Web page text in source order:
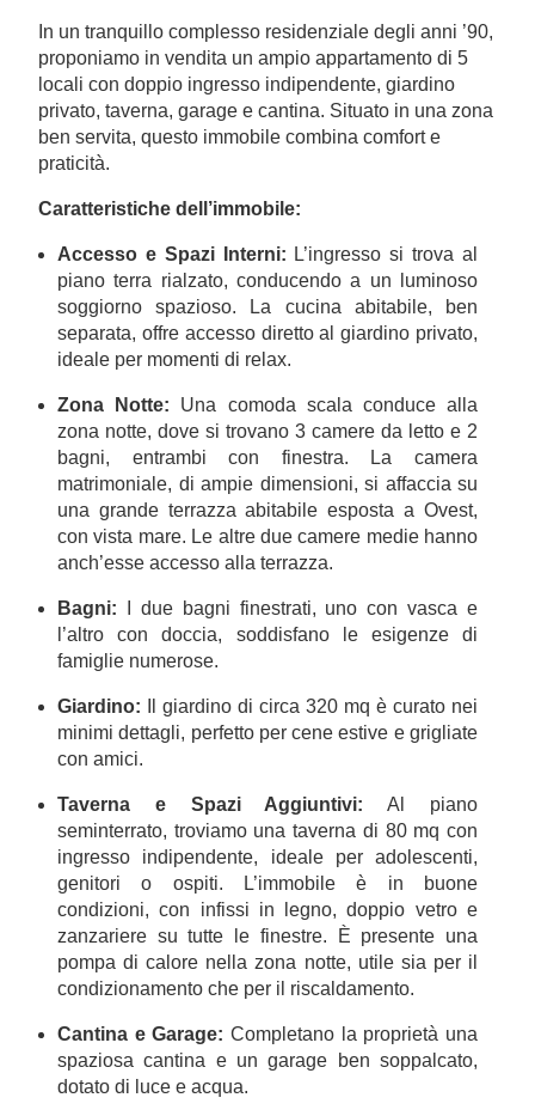
In un tranquillo complesso residenziale degli anni ’90,
proponiamo in vendita un ampio appartamento di 5
locali con doppio ingresso indipendente, giardino
privato, taverna, garage e cantina. Situato in una zona
ben servita, questo immobile combina comfort e
praticità.
Caratteristiche dell’immobile:
Accesso e Spazi Interni: L’ingresso si trova al
piano terra rialzato, conducendo a un luminoso
soggiorno spazioso. La cucina abitabile, ben
separata, offre accesso diretto al giardino privato,
ideale per momenti di relax.
Zona Notte: Una comoda scala conduce alla
zona notte, dove si trovano 3 camere da letto e 2
bagni, entrambi con finestra. La camera
matrimoniale, di ampie dimensioni, si affaccia su
una grande terrazza abitabile esposta a Ovest,
con vista mare. Le altre due camere medie hanno
anch’esse accesso alla terrazza.
Bagni: I due bagni finestrati, uno con vasca e
l’altro con doccia, soddisfano le esigenze di
famiglie numerose.
Giardino: Il giardino di circa 320 mq è curato nei
minimi dettagli, perfetto per cene estive e grigliate
con amici.
Taverna e Spazi Aggiuntivi: Al piano
seminterrato, troviamo una taverna di 80 mq con
ingresso indipendente, ideale per adolescenti,
genitori o ospiti. L’immobile è in buone
condizioni, con infissi in legno, doppio vetro e
zanzariere su tutte le finestre. È presente una
pompa di calore nella zona notte, utile sia per il
condizionamento che per il riscaldamento.
Cantina e Garage: Completano la proprietà una
spaziosa cantina e un garage ben soppalcato,
dotato di luce e acqua.